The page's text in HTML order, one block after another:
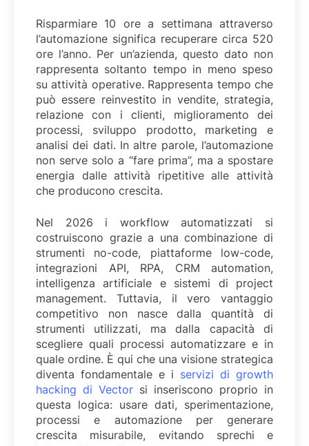
Risparmiare 10 ore a settimana attraverso
l’automazione significa recuperare circa 520
ore l’anno. Per un’azienda, questo dato non
rappresenta soltanto tempo in meno speso
su attività operative. Rappresenta tempo che
può essere reinvestito in vendite, strategia,
relazione con i clienti, miglioramento dei
processi, sviluppo prodotto, marketing e
analisi dei dati. In altre parole, l’automazione
non serve solo a “fare prima”, ma a spostare
energia dalle attività ripetitive alle attività
che producono crescita.
Nel 2026 i workflow automatizzati si
costruiscono grazie a una combinazione di
strumenti no-code, piattaforme low-code,
integrazioni API, RPA, CRM automation,
intelligenza artificiale e sistemi di project
management. Tuttavia, il vero vantaggio
competitivo non nasce dalla quantità di
strumenti utilizzati, ma dalla capacità di
scegliere quali processi automatizzare e in
quale ordine. È qui che una visione strategica
diventa fondamentale e i servizi di growth
hacking di Vector si inseriscono proprio in
questa logica: usare dati, sperimentazione,
processi e automazione per generare
crescita misurabile, evitando sprechi e